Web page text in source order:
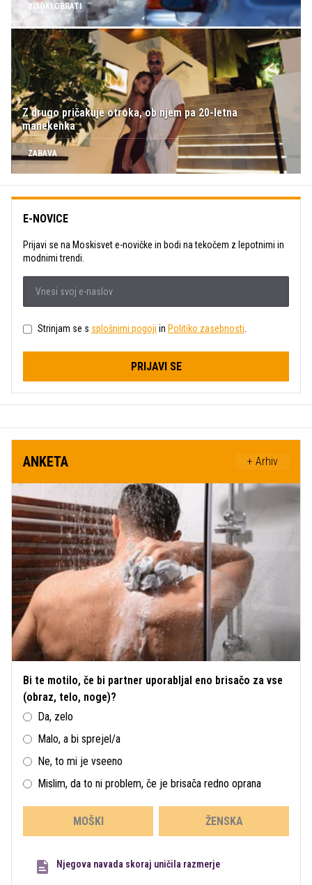
VISOKI OBRATI
Z drugo pričakuje otroka, ob njem pa 20-letna
manekenka
ZABAVA
E-NOVICE
Prijavi se na Moskisvet e-novičke in bodi na tekočem z lepotnimi in
modnimi trendi.
Strinjam se s splošnimi pogoji in Politiko zasebnosti.
PRIJAVI SE
ANKETA + Arhiv
Bi te motilo, če bi partner uporabljal eno brisačo za vse
(obraz, telo, noge)?
Da, zelo
Malo, a bi sprejel/a
Ne, to mi je vseeno
Mislim, da to ni problem, če je brisača redno oprana
MOŠKI ŽENSKA
Njegova navada skoraj uničila razmerje